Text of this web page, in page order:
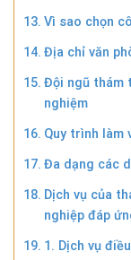
Vì sao chọn
Địa chỉ văn
Đội ngũ thám
nghiệm
Quy trình làm
Đa dạng các
Dịch vụ của
nghiệp đáp
1. Dịch vụ